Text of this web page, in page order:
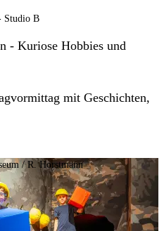
Studio B
- Kuriose Hobbies und
mit Geschichten,
/ R. Horstmann